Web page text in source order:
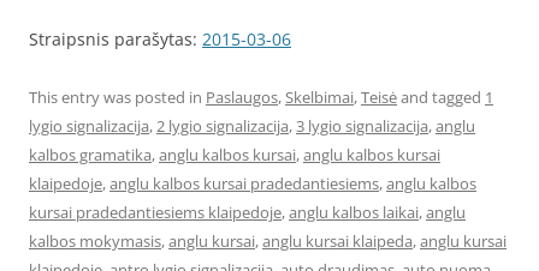
Straipsnis parašytas: 2015-03-06
This entry was posted in Paslaugos,Skelbimai,Teisėand tagged 1
lygio signalizacija,2 lygio signalizacija,3 lygio signalizacija,anglu
kalbos gramatika,anglu kalbos kursai,anglu kalbos kursai
klaipedoje,anglu kalbos kursai pradedantiesiems,anglu kalbos
kursai pradedantiesiems klaipedoje,anglu kalbos laikai,anglu
kalbos mokymasis,anglu kursai,anglu kursai klaipeda,anglu kursai